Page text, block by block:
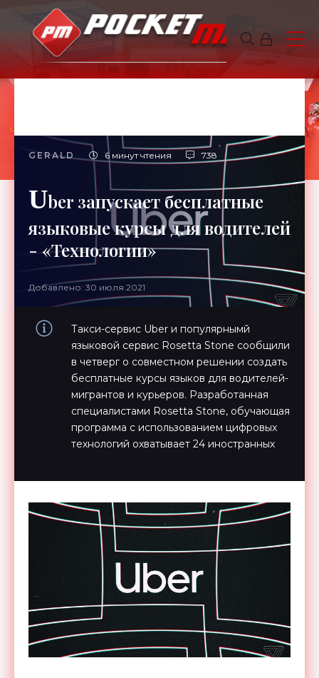
GERALD 6 минут чтения 738
Uber запускает бесплатные
языковые курсы для водителей
- «Технологии»
Добавлено: 30 июля 2021
Такси-сервис Uber и популярнымй
языковой сервис Rosetta Stone сообщили
в четверг о совместном решении создать
бесплатные курсы языков для водителей-
мигрантов и курьеров. Разработанная
специалистами Rosetta Stone, обучающая
программа с использованием цифровых
технологий охватывает 24 иностранных